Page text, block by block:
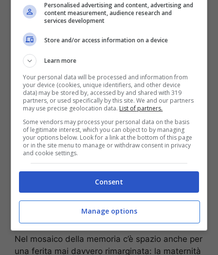
vita ricuce e spesso lascia cicatrici, affiora un
filo d’amaro. Racconta il silenzio, la distanza,
“Lui sapeva dov’ero e non mi ha mai cercata”,
sottolinea, riconoscendo in quelle mancate
telefonate un senso di abbandono che ha fatto
male. Eppure, dentro quel rimprovero
sommesso, c’è una dichiarazione che illumina
tutto il resto: le sarebbe piaciuto invecchiare
insieme, tenere insieme il passo e il respiro,
trasformare un amore celebre in una complicità
domestica e segreta. È la confessione che
restituisce la misura di un legame rimasto, nel
profondo, inossidabile.
Nel mosaico della
memoria
Nel mosaico della memoria c’è spazio anche per
una ferita mai davvero rimarginata: la maternità
Personalised advertising and content, advertising and
content measurement, audience research and
services development
Store and/or access information on a device
Learn more
Your personal data will be processed and information from
your device (cookies, unique identifiers, and other device
data) may be stored by, accessed by and shared with 319
partners, or used specifically by this site. We and our partners
may use precise geolocation data. List of partners.
Some vendors may process your personal data on the basis
of legitimate interest, which you can object to by managing
your options below. Look for a link at the bottom of this page
or in the site menu to manage or withdraw consent in privacy
and cookie settings.
Consent
Manage options